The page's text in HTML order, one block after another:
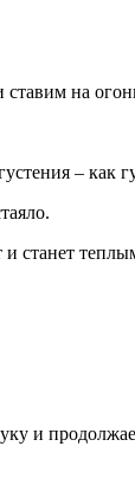
ставим на
– как
станет
и